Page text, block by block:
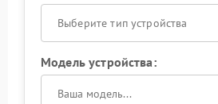
Выберите тип устройства
Модель устройства: